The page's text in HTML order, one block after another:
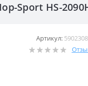
Sport HS-
Артикул: